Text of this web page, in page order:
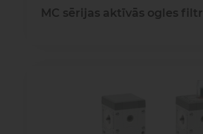
MC sērijas aktīvās ogles filtri